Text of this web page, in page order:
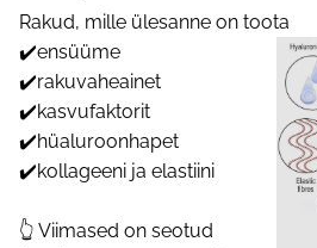
Rakud, mille ülesanne on toota
✔️ensüüme
✔️rakuvaheainet
✔️kasvufaktorit
✔️hüaluroonhapet
✔️kollageeni ja elastiini
👆 Viimased on seotud